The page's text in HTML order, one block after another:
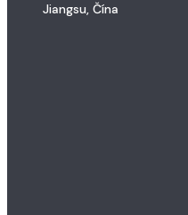
Jiangsu, Čína